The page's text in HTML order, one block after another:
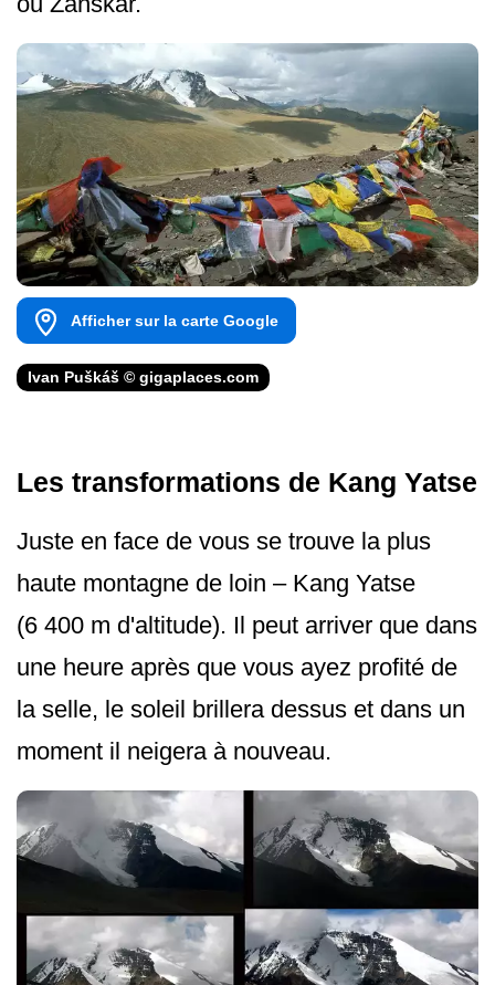
Afficher sur la carte Google
Ivan Puškáš © gigaplaces.com
Les transformations de Kang Yatse
Juste en face de vous se trouve la plus
haute montagne de loin – Kang Yatse
(6 400 m d'altitude). Il peut arriver que dans
une heure après que vous ayez profité de
la selle, le soleil brillera dessus et dans un
moment il neigera à nouveau.